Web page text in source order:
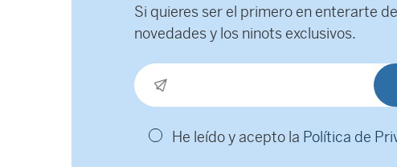
Si quieres ser el primero en enterarte
novedades y los ninots exclusivos.
He leído y acepto la Política de